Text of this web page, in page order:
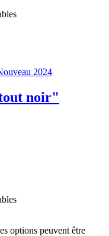
noir"
options peuvent être